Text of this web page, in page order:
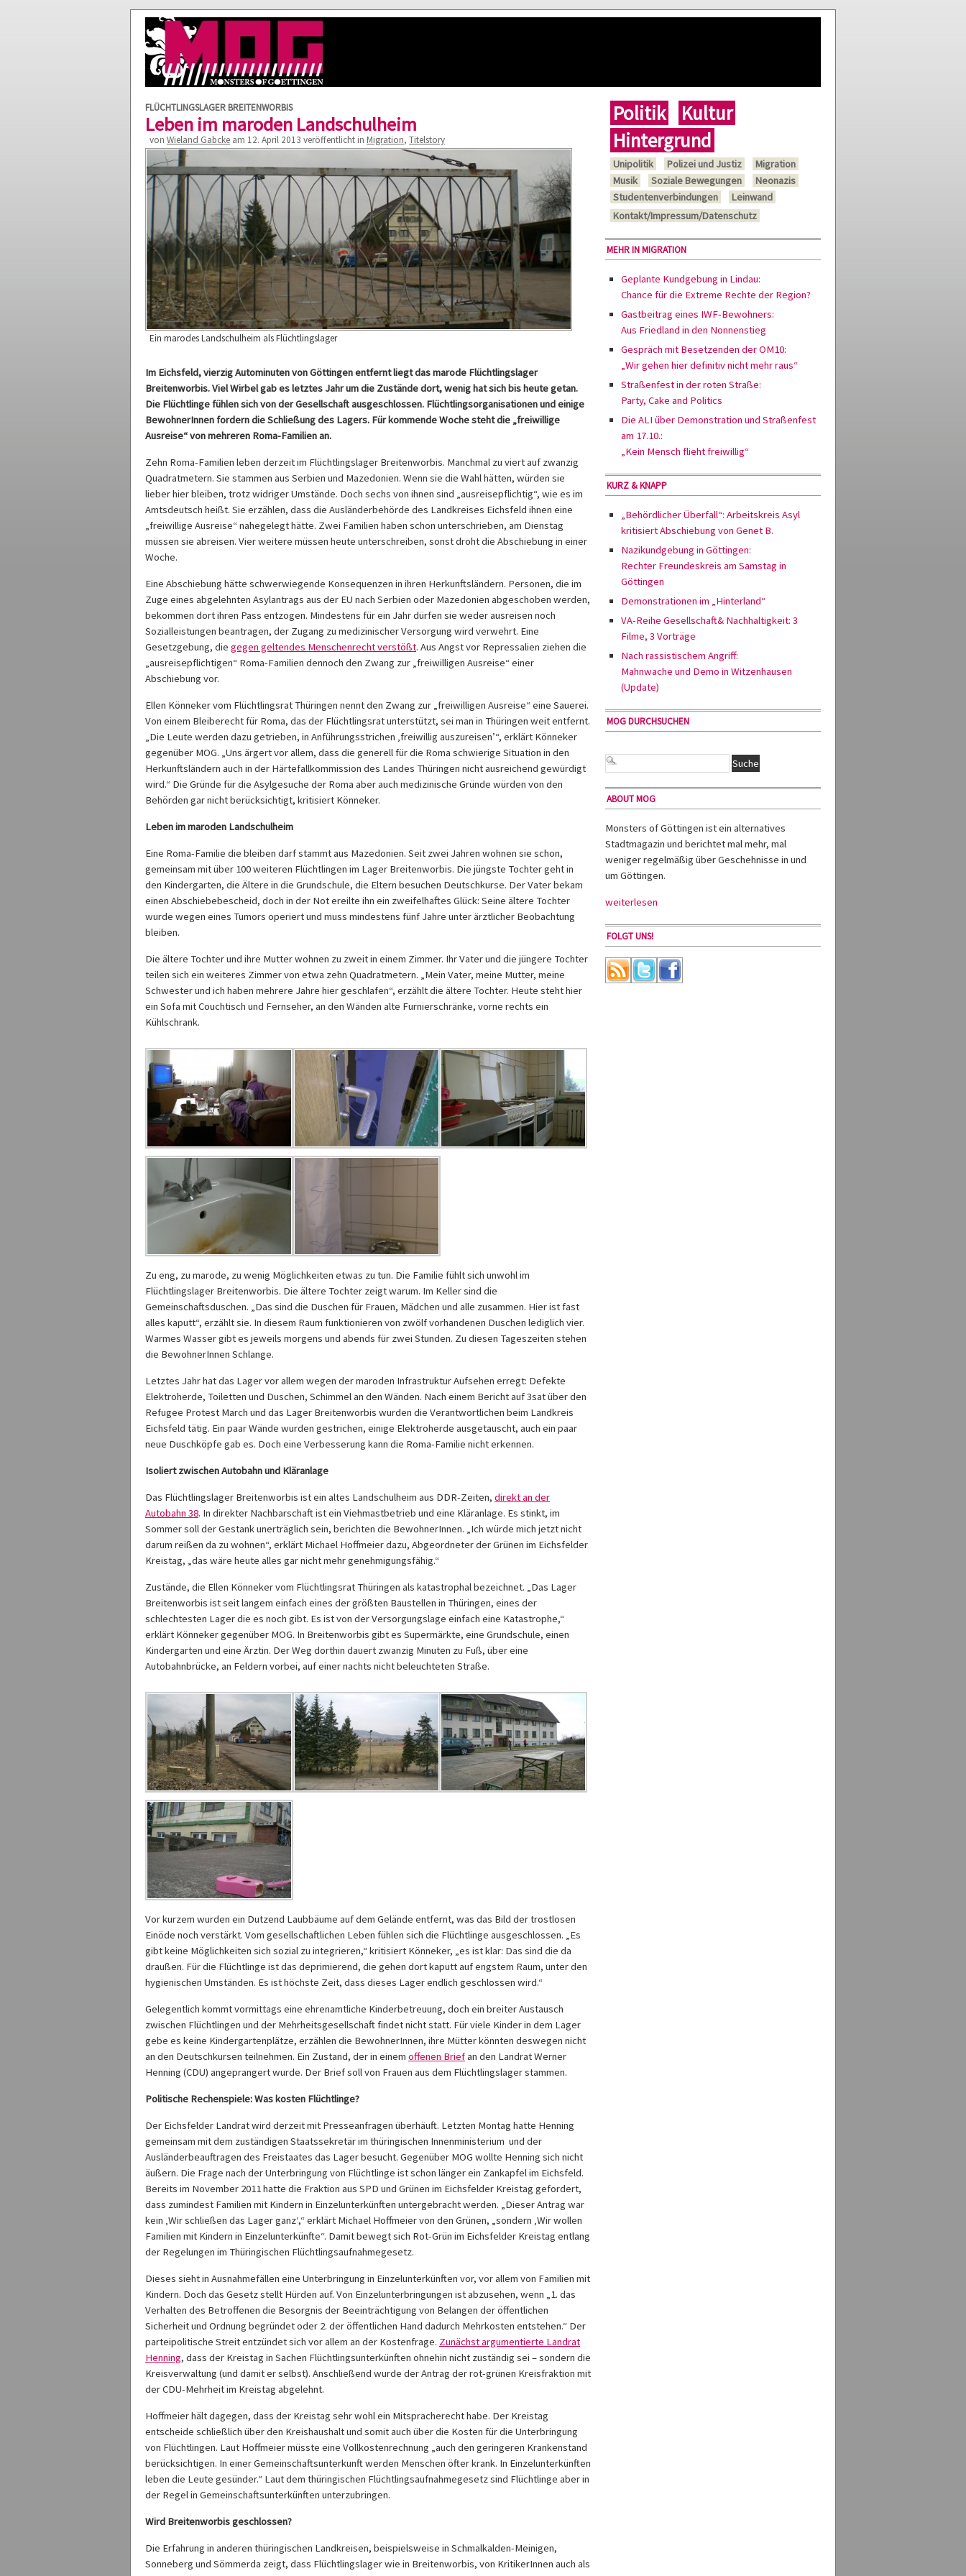
FLÜCHTLINGSLAGER BREITENWORBIS
Leben im maroden Landschulheim
von Wieland Gabcke am 12. April 2013 veröffentlicht in Migration, Titelstory
Ein marodes Landschulheim als Flüchtlingslager
Im Eichsfeld, vierzig Autominuten von Göttingen entfernt liegt das marode Flüchtlingslager
Breitenworbis. Viel Wirbel gab es letztes Jahr um die Zustände dort, wenig hat sich bis heute getan.
Die Flüchtlinge fühlen sich von der Gesellschaft ausgeschlossen. Flüchtlingsorganisationen und einige
BewohnerInnen fordern die Schließung des Lagers. Für kommende Woche steht die „freiwillige
Ausreise“ von mehreren Roma-Familien an.
Zehn Roma-Familien leben derzeit im Flüchtlingslager Breitenworbis. Manchmal zu viert auf zwanzig
Quadratmetern. Sie stammen aus Serbien und Mazedonien. Wenn sie die Wahl hätten, würden sie
lieber hier bleiben, trotz widriger Umstände. Doch sechs von ihnen sind „ausreisepflichtig“, wie es im
Amtsdeutsch heißt. Sie erzählen, dass die Ausländerbehörde des Landkreises Eichsfeld ihnen eine
„freiwillige Ausreise“ nahegelegt hätte. Zwei Familien haben schon unterschrieben, am Dienstag
müssen sie abreisen. Vier weitere müssen heute unterschreiben, sonst droht die Abschiebung in einer
Woche.
Eine Abschiebung hätte schwerwiegende Konsequenzen in ihren Herkunftsländern. Personen, die im
Zuge eines abgelehnten Asylantrags aus der EU nach Serbien oder Mazedonien abgeschoben werden,
bekommen dort ihren Pass entzogen. Mindestens für ein Jahr dürfen sie weder ausreisen noch
Sozialleistungen beantragen, der Zugang zu medizinischer Versorgung wird verwehrt. Eine
Gesetzgebung, die gegen geltendes Menschenrecht verstößt. Aus Angst vor Repressalien ziehen die
„ausreisepflichtigen“ Roma-Familien dennoch den Zwang zur „freiwilligen Ausreise“ einer
Abschiebung vor.
Ellen Könneker vom Flüchtlingsrat Thüringen nennt den Zwang zur „freiwilligen Ausreise“ eine Sauerei.
Von einem Bleiberecht für Roma, das der Flüchtlingsrat unterstützt, sei man in Thüringen weit entfernt.
„Die Leute werden dazu getrieben, in Anführungsstrichen ‚freiwillig auszureisen’“, erklärt Könneker
gegenüber MOG. „Uns ärgert vor allem, dass die generell für die Roma schwierige Situation in den
Herkunftsländern auch in der Härtefallkommission des Landes Thüringen nicht ausreichend gewürdigt
wird.“ Die Gründe für die Asylgesuche der Roma aber auch medizinische Gründe würden von den
Behörden gar nicht berücksichtigt, kritisiert Könneker.
Leben im maroden Landschulheim
Eine Roma-Familie die bleiben darf stammt aus Mazedonien. Seit zwei Jahren wohnen sie schon,
gemeinsam mit über 100 weiteren Flüchtlingen im Lager Breitenworbis. Die jüngste Tochter geht in
den Kindergarten, die Ältere in die Grundschule, die Eltern besuchen Deutschkurse. Der Vater bekam
einen Abschiebebescheid, doch in der Not ereilte ihn ein zweifelhaftes Glück: Seine ältere Tochter
wurde wegen eines Tumors operiert und muss mindestens fünf Jahre unter ärztlicher Beobachtung
bleiben.
Die ältere Tochter und ihre Mutter wohnen zu zweit in einem Zimmer. Ihr Vater und die jüngere Tochter
teilen sich ein weiteres Zimmer von etwa zehn Quadratmetern. „Mein Vater, meine Mutter, meine
Schwester und ich haben mehrere Jahre hier geschlafen“, erzählt die ältere Tochter. Heute steht hier
ein Sofa mit Couchtisch und Fernseher, an den Wänden alte Furnierschränke, vorne rechts ein
Kühlschrank.
Zu eng, zu marode, zu wenig Möglichkeiten etwas zu tun. Die Familie fühlt sich unwohl im
Flüchtlingslager Breitenworbis. Die ältere Tochter zeigt warum. Im Keller sind die
Gemeinschaftsduschen. „Das sind die Duschen für Frauen, Mädchen und alle zusammen. Hier ist fast
alles kaputt“, erzählt sie. In diesem Raum funktionieren von zwölf vorhandenen Duschen lediglich vier.
Warmes Wasser gibt es jeweils morgens und abends für zwei Stunden. Zu diesen Tageszeiten stehen
die BewohnerInnen Schlange.
Letztes Jahr hat das Lager vor allem wegen der maroden Infrastruktur Aufsehen erregt: Defekte
Elektroherde, Toiletten und Duschen, Schimmel an den Wänden. Nach einem Bericht auf 3sat über den
Refugee Protest March und das Lager Breitenworbis wurden die Verantwortlichen beim Landkreis
Eichsfeld tätig. Ein paar Wände wurden gestrichen, einige Elektroherde ausgetauscht, auch ein paar
neue Duschköpfe gab es. Doch eine Verbesserung kann die Roma-Familie nicht erkennen.
Isoliert zwischen Autobahn und Kläranlage
Das Flüchtlingslager Breitenworbis ist ein altes Landschulheim aus DDR-Zeiten, direkt an der
Autobahn 38. In direkter Nachbarschaft ist ein Viehmastbetrieb und eine Kläranlage. Es stinkt, im
Sommer soll der Gestank unerträglich sein, berichten die BewohnerInnen. „Ich würde mich jetzt nicht
darum reißen da zu wohnen“, erklärt Michael Hoffmeier dazu, Abgeordneter der Grünen im Eichsfelder
Kreistag, „das wäre heute alles gar nicht mehr genehmigungsfähig.“
Zustände, die Ellen Könneker vom Flüchtlingsrat Thüringen als katastrophal bezeichnet. „Das Lager
Breitenworbis ist seit langem einfach eines der größten Baustellen in Thüringen, eines der
schlechtesten Lager die es noch gibt. Es ist von der Versorgungslage einfach eine Katastrophe,“
erklärt Könneker gegenüber MOG. In Breitenworbis gibt es Supermärkte, eine Grundschule, einen
Kindergarten und eine Ärztin. Der Weg dorthin dauert zwanzig Minuten zu Fuß, über eine
Autobahnbrücke, an Feldern vorbei, auf einer nachts nicht beleuchteten Straße.
Vor kurzem wurden ein Dutzend Laubbäume auf dem Gelände entfernt, was das Bild der trostlosen
Einöde noch verstärkt. Vom gesellschaftlichen Leben fühlen sich die Flüchtlinge ausgeschlossen. „Es
gibt keine Möglichkeiten sich sozial zu integrieren,“ kritisiert Könneker, „es ist klar: Das sind die da
draußen. Für die Flüchtlinge ist das deprimierend, die gehen dort kaputt auf engstem Raum, unter den
hygienischen Umständen. Es ist höchste Zeit, dass dieses Lager endlich geschlossen wird.“
Gelegentlich kommt vormittags eine ehrenamtliche Kinderbetreuung, doch ein breiter Austausch
zwischen Flüchtlingen und der Mehrheitsgesellschaft findet nicht statt. Für viele Kinder in dem Lager
gebe es keine Kindergartenplätze, erzählen die BewohnerInnen, ihre Mütter könnten deswegen nicht
an den Deutschkursen teilnehmen. Ein Zustand, der in einem offenen Briefan den Landrat Werner
Henning (CDU) angeprangert wurde. Der Brief soll von Frauen aus dem Flüchtlingslager stammen.
Politische Rechenspiele: Was kosten Flüchtlinge?
Der Eichsfelder Landrat wird derzeit mit Presseanfragen überhäuft. Letzten Montag hatte Henning
gemeinsam mit dem zuständigen Staatssekretär im thüringischen Innenministerium und der
Ausländerbeauftragen des Freistaates das Lager besucht. Gegenüber MOG wollte Henning sich nicht
äußern. Die Frage nach der Unterbringung von Flüchtlinge ist schon länger ein Zankapfel im Eichsfeld.
Bereits im November 2011 hatte die Fraktion aus SPD und Grünen im Eichsfelder Kreistag gefordert,
dass zumindest Familien mit Kindern in Einzelunterkünften untergebracht werden. „Dieser Antrag war
kein ‚Wir schließen das Lager ganz‘,“ erklärt Michael Hoffmeier von den Grünen, „sondern ‚Wir wollen
Familien mit Kindern in Einzelunterkünfte“. Damit bewegt sich Rot-Grün im Eichsfelder Kreistag entlang
der Regelungen im Thüringischen Flüchtlingsaufnahmegesetz.
Dieses sieht in Ausnahmefällen eine Unterbringung in Einzelunterkünften vor, vor allem von Familien mit
Kindern. Doch das Gesetz stellt Hürden auf. Von Einzelunterbringungen ist abzusehen, wenn „1. das
Verhalten des Betroffenen die Besorgnis der Beeinträchtigung von Belangen der öffentlichen
Sicherheit und Ordnung begründet oder 2. der öffentlichen Hand dadurch Mehrkosten entstehen.“ Der
parteipolitische Streit entzündet sich vor allem an der Kostenfrage. Zunächst argumentierte Landrat
Henning, dass der Kreistag in Sachen Flüchtlingsunterkünften ohnehin nicht zuständig sei – sondern die
Kreisverwaltung (und damit er selbst). Anschließend wurde der Antrag der rot-grünen Kreisfraktion mit
der CDU-Mehrheit im Kreistag abgelehnt.
Hoffmeier hält dagegen, dass der Kreistag sehr wohl ein Mitspracherecht habe. Der Kreistag
entscheide schließlich über den Kreishaushalt und somit auch über die Kosten für die Unterbringung
von Flüchtlingen. Laut Hoffmeier müsste eine Vollkostenrechnung „auch den geringeren Krankenstand
berücksichtigen. In einer Gemeinschaftsunterkunft werden Menschen öfter krank. In Einzelunterkünften
leben die Leute gesünder.“ Laut dem thüringischen Flüchtlingsaufnahmegesetz sind Flüchtlinge aber in
der Regel in Gemeinschaftsunterkünften unterzubringen.
Wird Breitenworbis geschlossen?
Die Erfahrung in anderen thüringischen Landkreisen, beispielsweise in Schmalkalden-Meinigen,
Sonneberg und Sömmerda zeigt, dass Flüchtlingslager wie in Breitenworbis, von KritikerInnen auch als
Politik
Kultur
Hintergrund
Unipolitik Polizei und Justiz
Migration
Musik
Soziale Bewegungen
Neonazis
Studentenverbindungen
Leinwand
Kontakt/Impressum/Datenschutz
MEHR IN MIGRATION
Geplante Kundgebung in Lindau:
Chance für die Extreme Rechte der Region?
Gastbeitrag eines IWF-Bewohners:
Aus Friedland in den Nonnenstieg
Gespräch mit Besetzenden der OM10:
„Wir gehen hier definitiv nicht mehr raus“
Straßenfest in der roten Straße:
Party, Cake and Politics
Die ALI über Demonstration und Straßenfest
am 17.10.:
„Kein Mensch flieht freiwillig“
KURZ & KNAPP
„Behördlicher Überfall“: Arbeitskreis Asyl
kritisiert Abschiebung von Genet B.
Nazikundgebung in Göttingen:
Rechter Freundeskreis am Samstag in
Göttingen
Demonstrationen im „Hinterland“
VA-Reihe Gesellschaft& Nachhaltigkeit: 3
Filme, 3 Vorträge
Nach rassistischem Angriff:
Mahnwache und Demo in Witzenhausen
(Update)
MOG DURCHSUCHEN
ABOUT MOG
Monsters of Göttingen ist ein alternatives
Stadtmagazin und berichtet mal mehr, mal
weniger regelmäßig über Geschehnisse in und
um Göttingen.
weiterlesen
FOLGT UNS!